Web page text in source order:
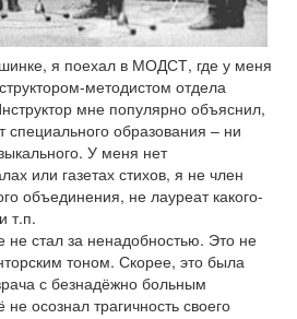
я поехал в МОДСТ, где у меня
методистом отдела
мне популярно объяснил,
специального образования – ни
У меня нет
или газетах стихов, я не член
объединения, не лауреат какого-
т.п.
не стал за ненадобностью. Это не
тоном. Скорее, это была
с безнадёжно больным
осознал трагичность своего